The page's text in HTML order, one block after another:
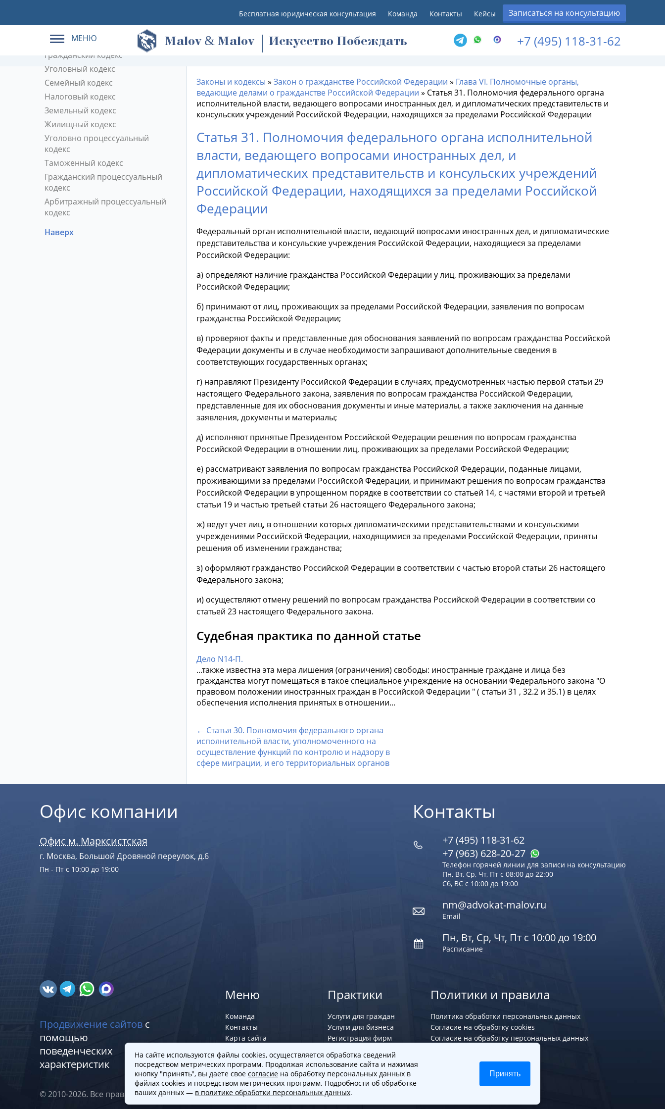
Бесплатная юридическая консультация Команда Контакты Кейсы Записаться на консультацию
МЕНЮ Malov & Malov Искусство Побеждать +7 (495) 118-31-62
Трудовой кодекс
Гражданский кодекс
Уголовный кодекс
Семейный кодекс
Налоговый кодекс
Земельный кодекс
Жилищный кодекс
Уголовно процессуальный
кодекс
Таможенный кодекс
Гражданский процессуальный
кодекс
Арбитражный процессуальный
кодекс
Наверх
Законы и кодексы » Закон о гражданстве Российской Федерации » Глава VI. Полномочные органы,
ведающие делами о гражданстве Российской Федерации » Статья 31. Полномочия федерального органа
исполнительной власти, ведающего вопросами иностранных дел, и дипломатических представительств и
консульских учреждений Российской Федерации, находящихся за пределами Российской Федерации
Статья 31. Полномочия федерального органа исполнительной
власти, ведающего вопросами иностранных дел, и
дипломатических представительств и консульских учреждений
Российской Федерации, находящихся за пределами Российской
Федерации
Федеральный орган исполнительной власти, ведающий вопросами иностранных дел, и дипломатические
представительства и консульские учреждения Российской Федерации, находящиеся за пределами
Российской Федерации:
а) определяют наличие гражданства Российской Федерации у лиц, проживающих за пределами
Российской Федерации;
б) принимают от лиц, проживающих за пределами Российской Федерации, заявления по вопросам
гражданства Российской Федерации;
в) проверяют факты и представленные для обоснования заявлений по вопросам гражданства Российской
Федерации документы и в случае необходимости запрашивают дополнительные сведения в
соответствующих государственных органах;
г) направляют Президенту Российской Федерации в случаях, предусмотренных частью первой статьи 29
настоящего Федерального закона, заявления по вопросам гражданства Российской Федерации,
представленные для их обоснования документы и иные материалы, а также заключения на данные
заявления, документы и материалы;
д) исполняют принятые Президентом Российской Федерации решения по вопросам гражданства
Российской Федерации в отношении лиц, проживающих за пределами Российской Федерации;
е) рассматривают заявления по вопросам гражданства Российской Федерации, поданные лицами,
проживающими за пределами Российской Федерации, и принимают решения по вопросам гражданства
Российской Федерации в упрощенном порядке в соответствии со статьей 14, с частями второй и третьей
статьи 19 и частью третьей статьи 26 настоящего Федерального закона;
ж) ведут учет лиц, в отношении которых дипломатическими представительствами и консульскими
учреждениями Российской Федерации, находящимися за пределами Российской Федерации, приняты
решения об изменении гражданства;
з) оформляют гражданство Российской Федерации в соответствии с частью второй статьи 26 настоящего
Федерального закона;
и) осуществляют отмену решений по вопросам гражданства Российской Федерации в соответствии со
статьей 23 настоящего Федерального закона.
Судебная практика по данной статье
Дело N14-П.
...также известна эта мера лишения (ограничения) свободы: иностранные граждане и лица без
гражданства могут помещаться в такое специальное учреждение на основании Федерального закона "О
правовом положении иностранных граждан в Российской Федерации " ( статьи 31 , 32.2 и 35.1) в целях
обеспечения исполнения принятых в отношении...
← Статья 30. Полномочия федерального органа
исполнительной власти, уполномоченного на
осуществление функций по контролю и надзору в
сфере миграции, и его территориальных органов
Офис компании
Офис м. Марксистская
г. Москва, Большой Дровяной переулок, д.6
Пн - Пт с 10:00 до 19:00
Контакты
+7 (495) 118-31-62
+7 (963) 628‑20‑27
Телефон горячей линии для записи на консультацию
Пн, Вт, Ср, Чт, Пт с 08:00 до 22:00
Сб, ВС с 10:00 до 19:00
nm@advokat-malov.ru
Email
Пн, Вт, Ср, Чт, Пт с 10:00 до 19:00
Расписание
Продвижение сайтовс
помощью
поведенческих
характеристик
Меню
Команда
Контакты
Карта сайта
Практики
Услуги для граждан
Услуги для бизнеса
Регистрация фирм
делам
Политики и правила
Политика обработки персональных данных
Согласие на обработку cookies
Согласие на обработку персональных данных
© 2010-2026. Все права защищены
На сайте используются файлы cookies, осуществляется обработка сведений
посредством метрических программ. Продолжая использование сайта и нажимая
кнопку "принять", вы даете свое согласие на обработку персональных данных в
файлах cookies и посредством метрических программ. Подробности об обработке
ваших данных — в политике обработки персональных данных.
Принять